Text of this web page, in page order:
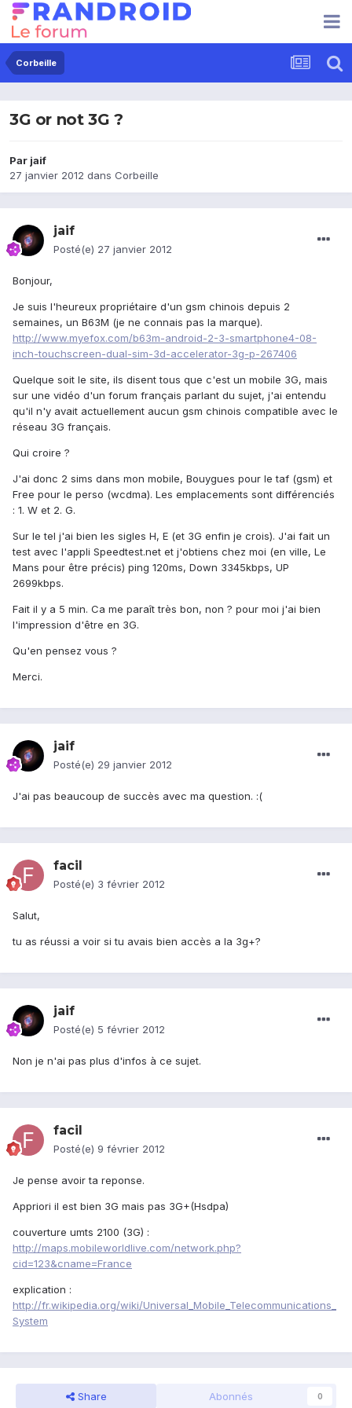
Corbeille
3G or not 3G ?
Par jaif
27 janvier 2012 dans Corbeille
jaif
Posté(e) 27 janvier 2012
Bonjour,
Je suis l'heureux propriétaire d'un gsm chinois depuis 2
semaines, un B63M (je ne connais pas la marque).
http://www.myefox.com/b63m-android-2-3-smartphone4-08-
inch-touchscreen-dual-sim-3d-accelerator-3g-p-267406
Quelque soit le site, ils disent tous que c'est un mobile 3G, mais
sur une vidéo d'un forum français parlant du sujet, j'ai entendu
qu'il n'y avait actuellement aucun gsm chinois compatible avec le
réseau 3G français.
Qui croire ?
J'ai donc 2 sims dans mon mobile, Bouygues pour le taf (gsm) et
Free pour le perso (wcdma). Les emplacements sont différenciés
: 1. W et 2. G.
Sur le tel j'ai bien les sigles H, E (et 3G enfin je crois). J'ai fait un
test avec l'appli Speedtest.net et j'obtiens chez moi (en ville, Le
Mans pour être précis) ping 120ms, Down 3345kbps, UP
2699kbps.
Fait il y a 5 min. Ca me paraît très bon, non ? pour moi j'ai bien
l'impression d'être en 3G.
Qu'en pensez vous ?
Merci.
jaif
Posté(e) 29 janvier 2012
J'ai pas beaucoup de succès avec ma question. :(
facil
Posté(e) 3 février 2012
Salut,
tu as réussi a voir si tu avais bien accès a la 3g+?
jaif
Posté(e) 5 février 2012
Non je n'ai pas plus d'infos à ce sujet.
facil
Posté(e) 9 février 2012
Je pense avoir ta reponse.
Appriori il est bien 3G mais pas 3G+(Hsdpa)
couverture umts 2100 (3G) :
http://maps.mobileworldlive.com/network.php?
cid=123&cname=France
explication :
http://fr.wikipedia.org/wiki/Universal_Mobile_Telecommunications_
System
Share Abonnés 0